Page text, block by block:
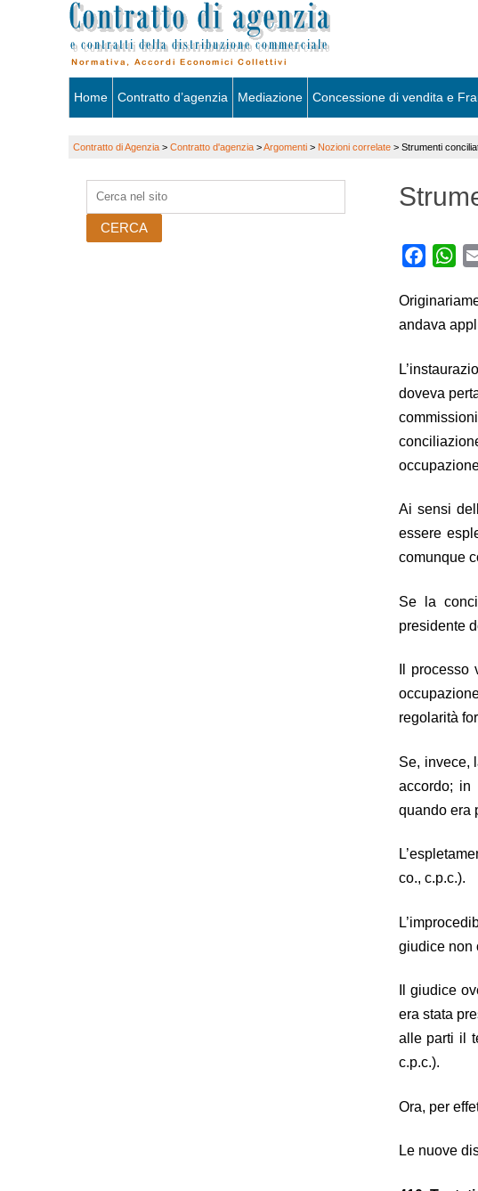
Skip
Home Contratto d’agenzia Mediazione Concessione di vendita e
Contratto di Agenzia > Contratto d'agenzia >Argomenti > Nozioni correlate > Strumenti
andava
doveva
Ai sensi
essere
comunque
Se la
presidente
Il
regolarità
Se, invece,
accordo; in
quando era
co., c.p.c.).
giudice non
Il giudice
era stata
alle parti il
c.p.c.).
Ora, per
Le nuove